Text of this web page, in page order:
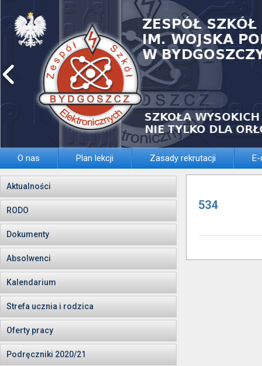
O nas Plan lekcji Zasady rekrutacji
Aktualności
RODO
Dokumenty
Absolwenci
Kalendarium
Strefa ucznia i rodzica
Oferty pracy
Podręczniki 2020/21
534